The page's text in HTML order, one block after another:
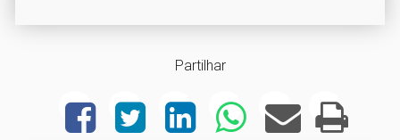
Partilhar